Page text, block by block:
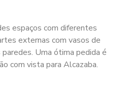
espaços com diferentes
externas com vasos de
Uma ótima pedida é
com vista para Alcazaba.